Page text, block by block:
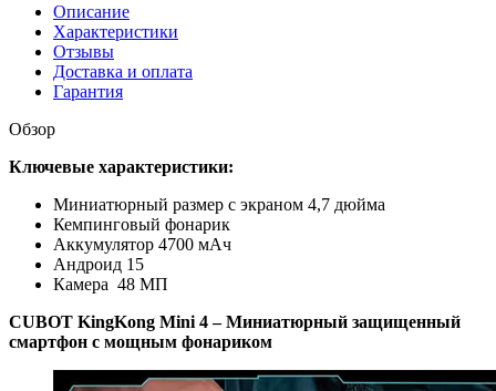
Описание
Характеристики
Отзывы
Доставка и оплата
Гарантия
Обзор
Ключевые характеристики:
Миниатюрный размер с экраном 4,7 дюйма
Кемпинговый фонарик
Аккумулятор 4700 мАч
Андроид 15
Камера 48 МП
CUBOT KingKong Mini 4 – Миниатюрный защищенный
смартфон с мощным фонариком